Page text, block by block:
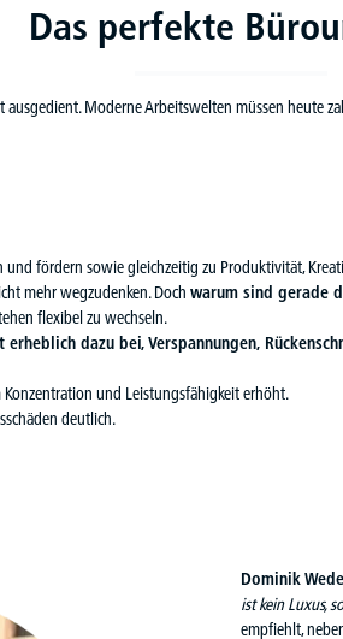
Das perfekte
ausgedient. Moderne Arbeitswelten müssen heute
und fördern sowie gleichzeitig zu Produktivität,
mehr wegzudenken. Doch warum sind gerade
flexibel zu wechseln.
erheblich dazu bei, Verspannungen,
und Leistungsfähigkeit erhöht.
deutlich.
Dominik
ist kein Luxus,
empfiehlt,